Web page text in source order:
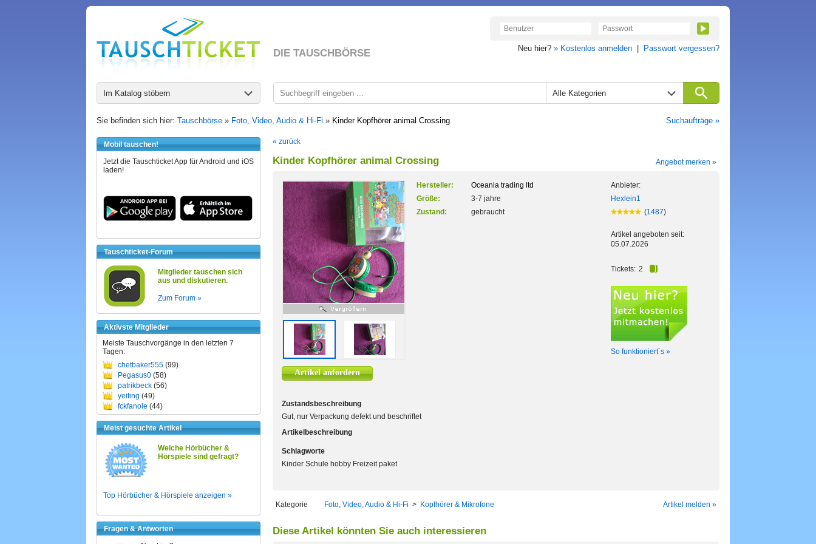
DIE TAUSCHBÖRSE Neu hier? » Kostenlos anmelden Passwort vergessen?
Im Katalog stöbern Alle Kategorien
Sie befinden sich hier: Tauschbörse » Foto, Video, Audio & Hi-Fi » Kinder Kopfhörer animal Crossing Suchaufträge »
Mobil tauschen!
Jetzt die Tauschticket App für Android und iOS
laden!
Tauschticket-Forum
Mitglieder tauschen sich
aus und diskutieren.
Zum Forum »
Aktivste Mitglieder
Meiste Tauschvorgänge in den letzten 7
Tagen:
chetbaker555 (99)
Pegasus0 (58)
patrikbeck (56)
yeiting (49)
fckfanole (44)
Meist gesuchte Artikel
Welche Hörbücher &
Hörspiele sind gefragt?
Top Hörbücher & Hörspiele anzeigen »
Fragen & Antworten
« zurück
Kinder Kopfhörer animal Crossing Angebot merken »
Artikel anfordern
Hersteller:
Oceania trading ltd
Größe:
3-7 jahre
Zustand:
gebraucht
Anbieter:
Hexlein1
(1487)
Artikel angeboten seit:
05.07.2026
Tickets: 2
So funktioniert´s »
Zustandsbeschreibung
Gut, nur Verpackung defekt und beschriftet
Artikelbeschreibung
Schlagworte
Kinder Schule hobby Freizeit paket
Kategorie Foto, Video, Audio & Hi-Fi > Kopfhörer & Mikrofone Artikel melden »
Diese Artikel könnten Sie auch interessieren